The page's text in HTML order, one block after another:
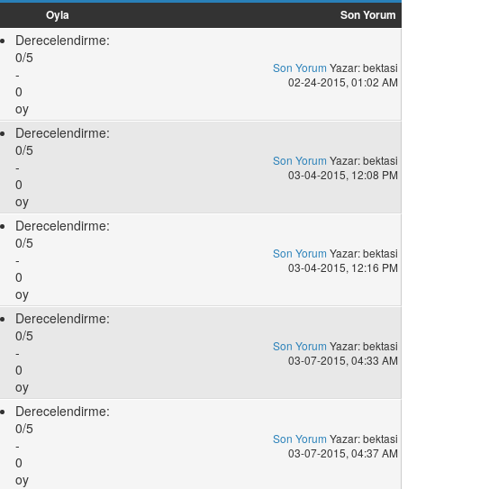
Oyla Son Yorum
Derecelendirme:
0/5
-
0
oy
Son Yorum Yazar: bektasi
02-24-2015, 01:02 AM
Derecelendirme:
0/5
-
0
oy
Son Yorum Yazar: bektasi
03-04-2015, 12:08 PM
Derecelendirme:
0/5
-
0
oy
Son Yorum Yazar: bektasi
03-04-2015, 12:16 PM
Derecelendirme:
0/5
-
0
oy
Son Yorum Yazar: bektasi
03-07-2015, 04:33 AM
Derecelendirme:
0/5
-
0
oy
Son Yorum Yazar: bektasi
03-07-2015, 04:37 AM